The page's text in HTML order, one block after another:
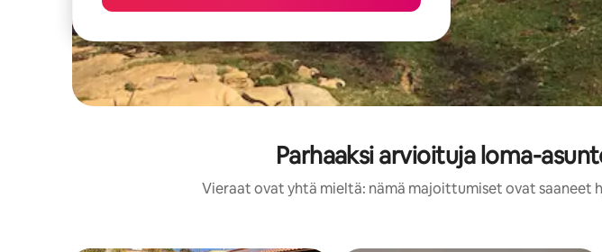
Parhaaksi arvioituja loma-
Vieraat ovat yhtä mieltä: nämä majoittumiset ovat saaneet